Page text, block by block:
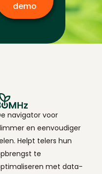
demo
navigator voor
en eenvoudiger
Helpt telers hun
te
met data-